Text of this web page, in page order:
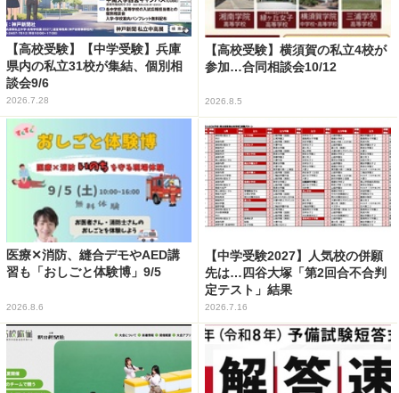
【高校受験】【中学受験】兵庫
県内の私立31校が集結、個別相
談会9/6
2026.7.28
【高校受験】横須賀の私立4校が
参加…合同相談会10/12
2026.8.5
医療✕消防、縫合デモやAED講
習も「おしごと体験博」9/5
2026.8.6
【中学受験2027】人気校の併願
先は…四谷大塚「第2回合不合判
定テスト」結果
2026.7.16